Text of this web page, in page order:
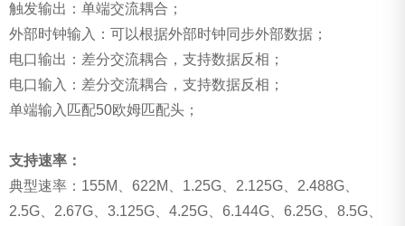
触发输出：单端交流耦合；
外部时钟输入：可以根据外部时钟同步外部数据；
电口输出：差分交流耦合，支持数据反相；
电口输入：差分交流耦合，支持数据反相；
单端输入匹配50欧姆匹配头；
支持速率：
典型速率：155M、622M、1.25G、2.125G、2.488G、
2.5G、2.67G、3.125G、4.25G、6.144G、6.25G、8.5G、